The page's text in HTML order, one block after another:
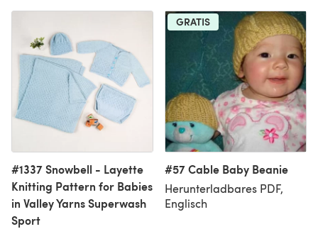
#1337 Snowbell - Layette
Knitting Pattern for Babies
in Valley Yarns Superwash
Sport
GRATIS
#57 Cable Baby Beanie
Herunterladbares PDF,
Englisch